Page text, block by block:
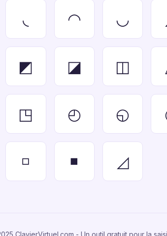
◟ ◠ ◡
◩ ◪ ◫
◳ ◴ ◵
◽ ◾ ◿
ClavierVirtuel.com - Un outil gratuit pour la